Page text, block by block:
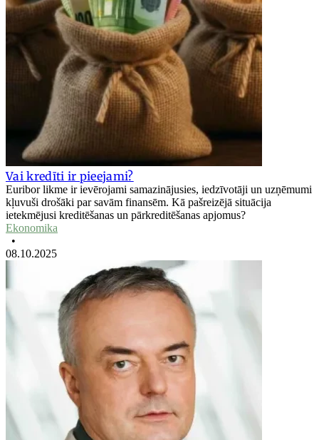
Vai kredīti ir pieejami?
Euribor likme ir ievērojami samazinājusies, iedzīvotāji un uzņēmumi
kļuvuši drošāki par savām finansēm. Kā pašreizējā situācija
ietekmējusi kreditēšanas un pārkreditēšanas apjomus?
Ekonomika
•
08.10.2025